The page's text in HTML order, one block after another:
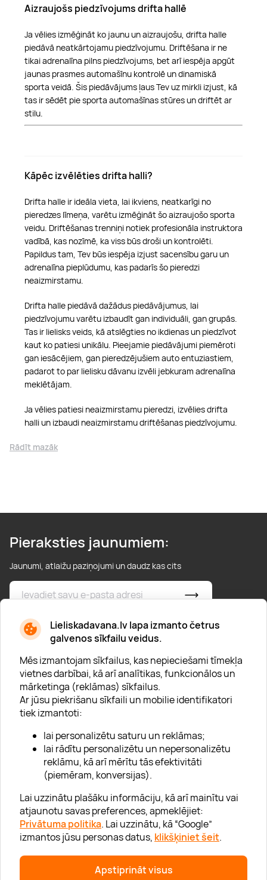
Lieliskadavana.lv lapa izmanto četrus
galvenos sīkfailu veidus.
Mēs izmantojam sīkfailus, kas nepieciešami tīmekļa
vietnes darbībai, kā arī analītikas, funkcionālos un
mārketinga (reklāmas) sīkfailus.
Ar jūsu piekrišanu sīkfaili un mobilie identifikatori
tiek izmantoti:
lai personalizētu saturu un reklāmas;
lai rādītu personalizētu un nepersonalizētu
reklāmu, kā arī mērītu tās efektivitāti
(piemēram, konversijas).
Lai uzzinātu plašāku informāciju, kā arī mainītu vai
atjaunotu savas preferences, apmeklējiet:
Privātuma politika. Lai uzzinātu, kā “Google”
izmantos jūsu personas datus, klikšķiniet šeit.
Apstiprināt visus
Aizraujošs piedzīvojums drifta hallē
Ja vēlies izmēģināt ko jaunu un aizraujošu, drifta halle
piedāvā neatkārtojamu piedzīvojumu. Driftēšana ir ne
tikai adrenalīna pilns piedzīvojums, bet arī iespēja apgūt
jaunas prasmes automašīnu kontrolē un dinamiskā
sporta veidā. Šis piedāvājums ļaus Tev uz mirkli izjust, kā
tas ir sēdēt pie sporta automašīnas stūres un driftēt ar
stilu.
Kāpēc izvēlēties drifta halli?
Drifta halle ir ideāla vieta, lai ikviens, neatkarīgi no
pieredzes līmeņa, varētu izmēģināt šo aizraujošo sporta
veidu. Driftēšanas trenniņi notiek profesionāla instruktora
vadībā, kas nozīmē, ka viss būs droši un kontrolēti.
Papildus tam, Tev būs iespēja izjust sacensību garu un
adrenalīna pieplūdumu, kas padarīs šo pieredzi
neaizmirstamu.
Drifta halle piedāvā dažādus piedāvājumus, lai
piedzīvojumu varētu izbaudīt gan individuāli, gan grupās.
Tas ir lielisks veids, kā atslēgties no ikdienas un piedzīvot
kaut ko patiesi unikālu. Pieejamie piedāvājumi piemēroti
gan iesācējiem, gan pieredzējušiem auto entuziastiem,
padarot to par lielisku dāvanu izvēli jebkuram adrenalīna
meklētājam.
Ja vēlies patiesi neaizmirstamu pieredzi, izvēlies drifta
halli un izbaudi neaizmirstamu driftēšanas piedzīvojumu.
Rādīt mazāk
Pieraksties jaunumiem:
Jaunumi, atlaižu paziņojumi un daudz kas cits
* Esmu iepazinies/usies ar privātuma politiku
Par "Lieliska dāvana"
Uzņēmumiem
Palīdzība
“GERA DOVANA” GRUPA